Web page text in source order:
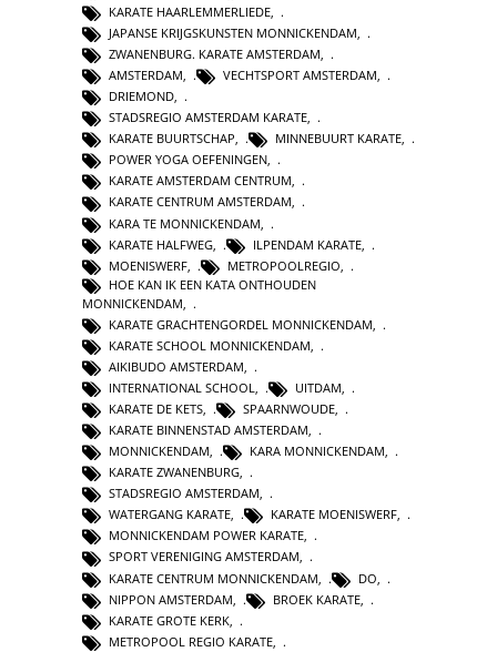
KARATE HAARLEMMERLIEDE
JAPANSE KRIJGSKUNSTEN MONNICKENDAM
ZWANENBURG. KARATE AMSTERDAM,
AMSTERDAM, VECHTSPORT AMSTERDAM,
DRIEMOND,
STADSREGIO AMSTERDAM KARATE,
KARATE BUURTSCHAP, MINNEBUURT KARATE,
POWER YOGA OEFENINGEN,
KARATE AMSTERDAM CENTRUM,
KARATE CENTRUM AMSTERDAM,
KARA TE MONNICKENDAM
KARATE HALFWEG
ILPENDAM KARATE
MOENISWERF
METROPOOLREGIO
HOE KAN IK EEN KATA ONTHOUDEN
MONNICKENDAM
KARATE GRACHTENGORDEL MONNICKENDAM
KARATE SCHOOL MONNICKENDAM
AIKIBUDO AMSTERDAM
INTERNATIONAL SCHOOL
UITDAM
KARATE DE KETS, SPAARNWOUDE,
KARATE BINNENSTAD AMSTERDAM,
MONNICKENDAM, KARA MONNICKENDAM,
KARATE ZWANENBURG,
STADSREGIO AMSTERDAM,
WATERGANG KARATE, KARATE MOENISWERF,
MONNICKENDAM POWER KARATE,
SPORT VERENIGING AMSTERDAM,
KARATE CENTRUM MONNICKENDAM
DO
NIPPON AMSTERDAM
BROEK KARATE
KARATE GROTE KERK
METROPOOL REGIO KARATE